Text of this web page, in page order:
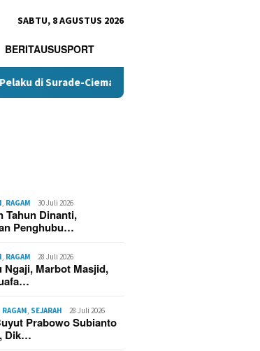
SABTU, 8 AGUSTUS 2026
BERITAUSUSPORT
Ciemas Terungkap, Kades Tamanjaya
Korsleting Listrik Diduga
Picu Kebakaran Hebat di
, RAGAM 30 Juli 2026
Tahun Dinanti,
Penghubu…
, RAGAM 28 Juli 2026
Ngaji, Marbot Masjid,
RAGAM, SEJARAH 28 Juli 2026
Prabowo Subianto
Dik…